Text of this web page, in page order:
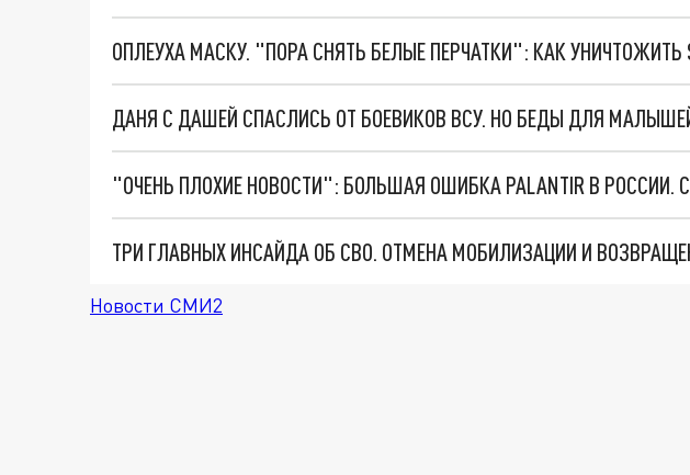
ОПЛЕУХА МАСКУ. "ПОРА СНЯТЬ БЕЛЫЕ ПЕРЧАТКИ": КАК УНИЧТОЖИТЬ
ДАНЯ С ДАШЕЙ СПАСЛИСЬ ОТ БОЕВИКОВ ВСУ. НО БЕДЫ ДЛЯ
Новости СМИ2